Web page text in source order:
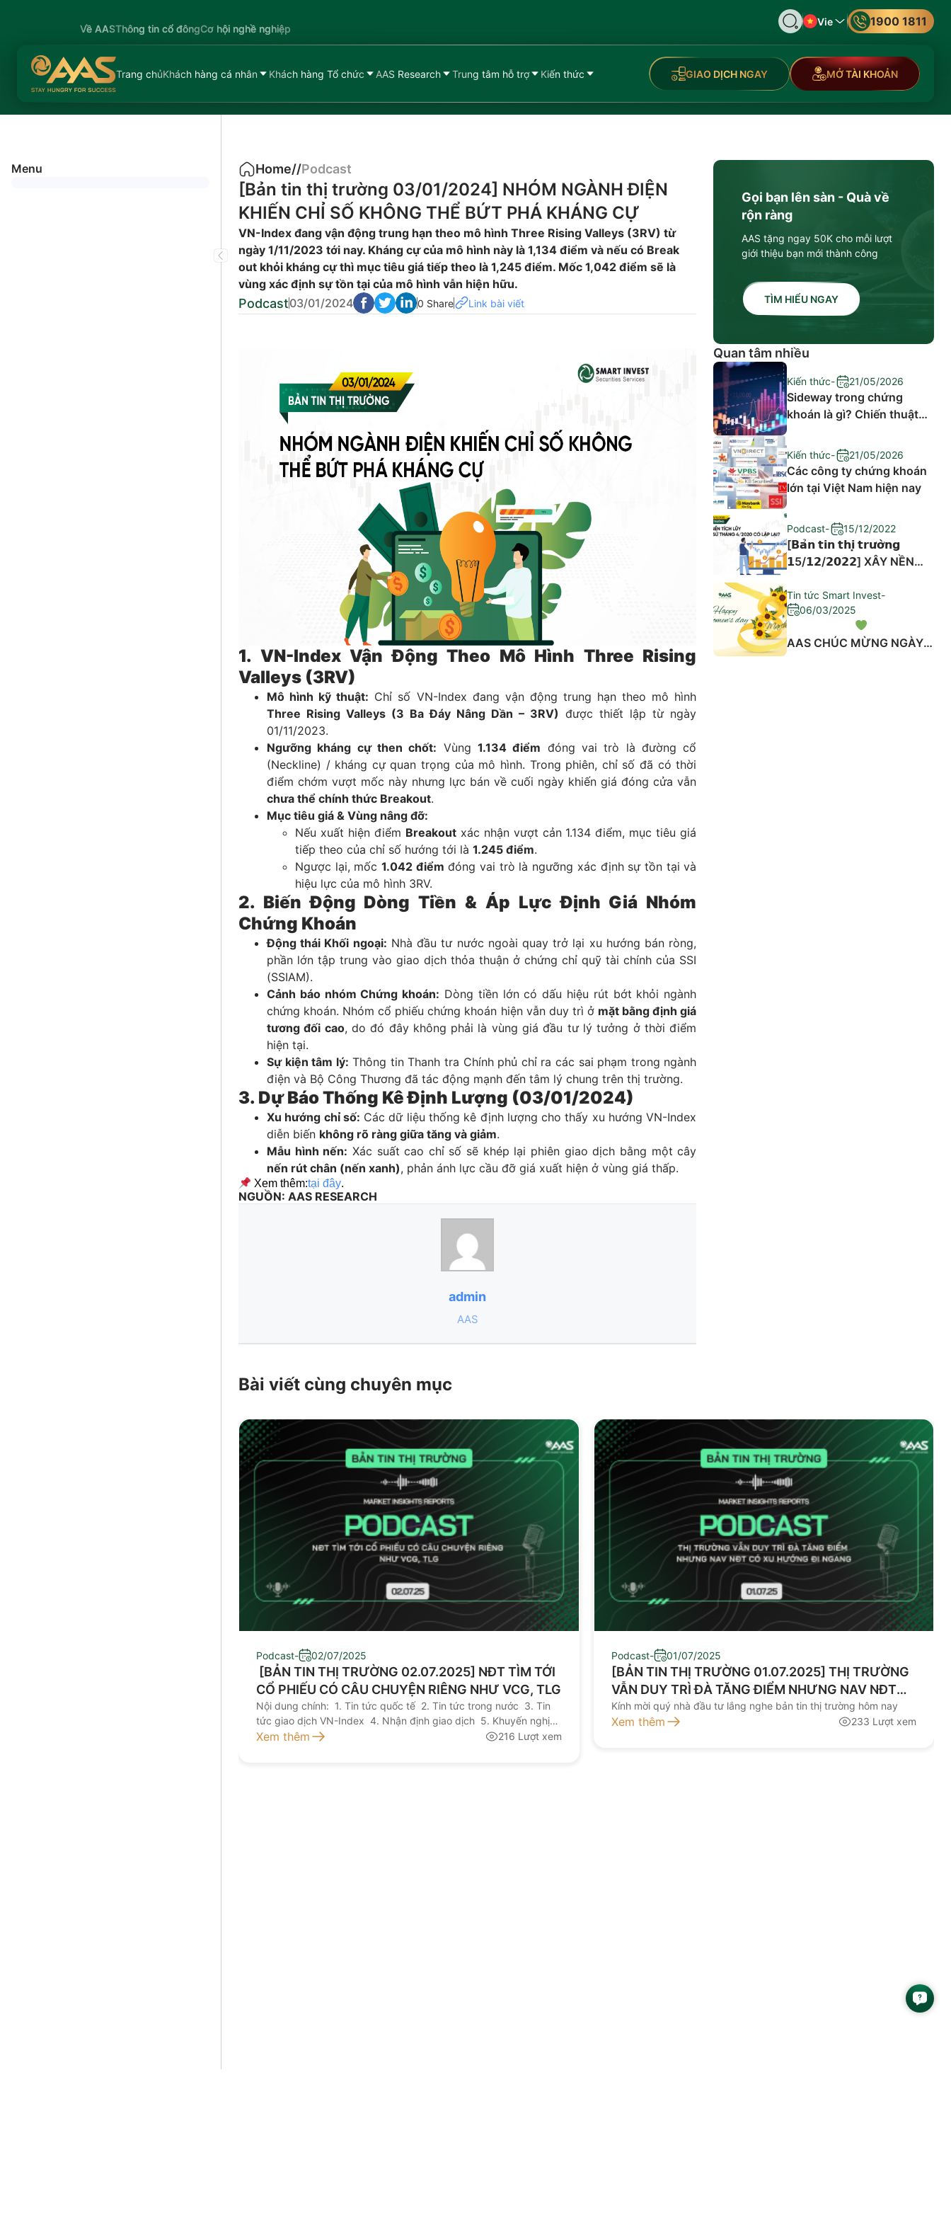
Về AASThông tin cổ đôngCơ hội nghề nghiệp
Vie 1900 1811
Trang chủKhách hàng cá nhân Khách hàng Tổ chức AAS Research Trung tâm hỗ trợ Kiến thức GIAO DỊCH NGAY MỞ TÀI KHOẢN
Menu Home//Podcast
[Bản tin thị trường 03/01/2024] NHÓM NGÀNH ĐIỆN
KHIẾN CHỈ SỐ KHÔNG THỂ BỨT PHÁ KHÁNG CỰ
VN-Index đang vận động trung hạn theo mô hình Three Rising Valleys (3RV) từ
ngày 1/11/2023 tới nay. Kháng cự của mô hình này là 1,134 điểm và nếu có Break
out khỏi kháng cự thì mục tiêu giá tiếp theo là 1,245 điểm. Mốc 1,042 điểm sẽ là
vùng xác định sự tồn tại của mô hình vẫn hiện hữu.
Podcast03/01/2024 0 Share Link bài viết
1. VN-Index Vận Động Theo Mô Hình Three Rising
Valleys (3RV)
Mô hình kỹ thuật: Chỉ số VN-Index đang vận động trung hạn theo mô hình
Three Rising Valleys (3 Ba Đáy Nâng Dần – 3RV) được thiết lập từ ngày
01/11/2023.
Ngưỡng kháng cự then chốt: Vùng 1.134 điểm đóng vai trò là đường cổ
(Neckline) / kháng cự quan trọng của mô hình. Trong phiên, chỉ số đã có thời
điểm chớm vượt mốc này nhưng lực bán về cuối ngày khiến giá đóng cửa vẫn
chưa thể chính thức Breakout.
Mục tiêu giá & Vùng nâng đỡ:
Nếu xuất hiện điểm Breakoutxác nhận vượt cản 1.134 điểm, mục tiêu giá
tiếp theo của chỉ số hướng tới là 1.245 điểm.
Ngược lại, mốc1.042 điểm đóng vai trò là ngưỡng xác định sự tồn tại và
hiệu lực của mô hình 3RV.
2. Biến Động Dòng Tiền & Áp Lực Định Giá Nhóm
Chứng Khoán
Động thái Khối ngoại: Nhà đầu tư nước ngoài quay trở lại xu hướng bán ròng,
phần lớn tập trung vào giao dịch thỏa thuận ở chứng chỉ quỹ tài chính của SSI
(SSIAM).
Cảnh báo nhóm Chứng khoán: Dòng tiền lớn có dấu hiệu rút bớt khỏi ngành
chứng khoán. Nhóm cổ phiếu chứng khoán hiện vẫn duy trì ở mặt bằng định giá
tương đối cao, do đó đây không phải là vùng giá đầu tư lý tưởng ở thời điểm
hiện tại.
Sự kiện tâm lý: Thông tin Thanh tra Chính phủ chỉ ra các sai phạm trong ngành
điện và Bộ Công Thương đã tác động mạnh đến tâm lý chung trên thị trường.
3. Dự Báo Thống Kê Định Lượng (03/01/2024)
Xu hướng chỉ số: Các dữ liệu thống kê định lượng cho thấy xu hướng VN-Index
diễn biến không rõ ràng giữa tăng và giảm.
Mẫu hình nến: Xác suất cao chỉ số sẽ khép lại phiên giao dịch bằng một cây
nến rút chân (nến xanh), phản ánh lực cầu đỡ giá xuất hiện ở vùng giá thấp.
Xem thêm:tại đây.
NGUỒN: AAS RESEARCH
admin
AAS
Gọi bạn lên sàn - Quà về
rộn ràng
AAS tặng ngay 50K cho mỗi lượt
giới thiệu bạn mới thành công
TÌM HIỂU NGAY
Quan tâm nhiều
Kiến thức- 21/05/2026
Sideway trong chứng
khoán là gì? Chiến thuật
Kiến thức- 21/05/2026
Các công ty chứng khoán
lớn tại Việt Nam hiện nay
Podcast- 15/12/2022
[𝗕𝗮̉𝗻 𝘁𝗶𝗻 𝘁𝗵𝗶̣ 𝘁𝗿𝘂̛𝗼̛̀𝗻𝗴
𝟭5/𝟭𝟮/𝟮𝟬𝟮𝟮] XÂY NỀN
THÁNG 4/2020 CÓ LẶP
LẠI?
Tin tức Smart Invest-
06/03/2025
AAS CHÚC MỪNG NGÀY
Bài viết cùng chuyên mục
Podcast- 02/07/2025
​ [BẢN TIN THỊ TRƯỜNG 02.07.2025] NĐT TÌM TỚI
CỔ PHIẾU CÓ CÂU CHUYỆN RIÊNG NHƯ VCG, TLG
Nội dung chính: 1. Tin tức quốc tế 2. Tin tức trong nước 3. Tin
tức giao dịch VN-Index 4. Nhận định giao dịch 5. Khuyến nghị
đầu tư Kính mời quý nhà đầu tư lắng nghe bản tin thị trường hôm
Xem thêm 216 Lượt xem
Podcast- 01/07/2025
[BẢN TIN THỊ TRƯỜNG 01.07.2025] THỊ TRƯỜNG
VẪN DUY TRÌ ĐÀ TĂNG ĐIỂM NHƯNG NAV NĐT
CÓ XU HƯỚNG ĐI NGANG
Kính mời quý nhà đầu tư lắng nghe bản tin thị trường hôm nay
Xem thêm 233 Lượt xem